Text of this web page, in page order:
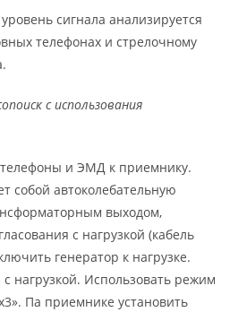
сигнала анализируется
телефонах и стрелочному
с использования
и ЭМД к приемнику.
собой автоколебательную
выходом,
с нагрузкой (кабель
генератор к нагрузке.
с нагрузкой. Использовать режим
Па приемнике установить